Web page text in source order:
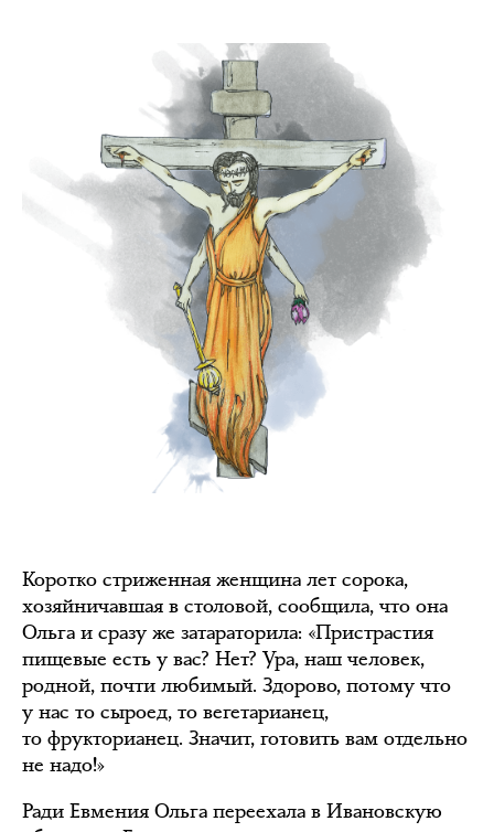
Коротко стриженная женщина лет сорока,
хозяйничавшая в столовой, сообщила, что она
Ольга и сразу же затараторила: «Пристрастия
пищевые есть у вас? Нет? Ура, наш человек,
родной, почти любимый. Здорово, потому что
у нас то сыроед, то вегетарианец,
то фрукторианец. Значит, готовить вам отдельно
не надо!»
Ради Евмения Ольга переехала в Ивановскую